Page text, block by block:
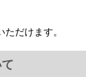
だけます。